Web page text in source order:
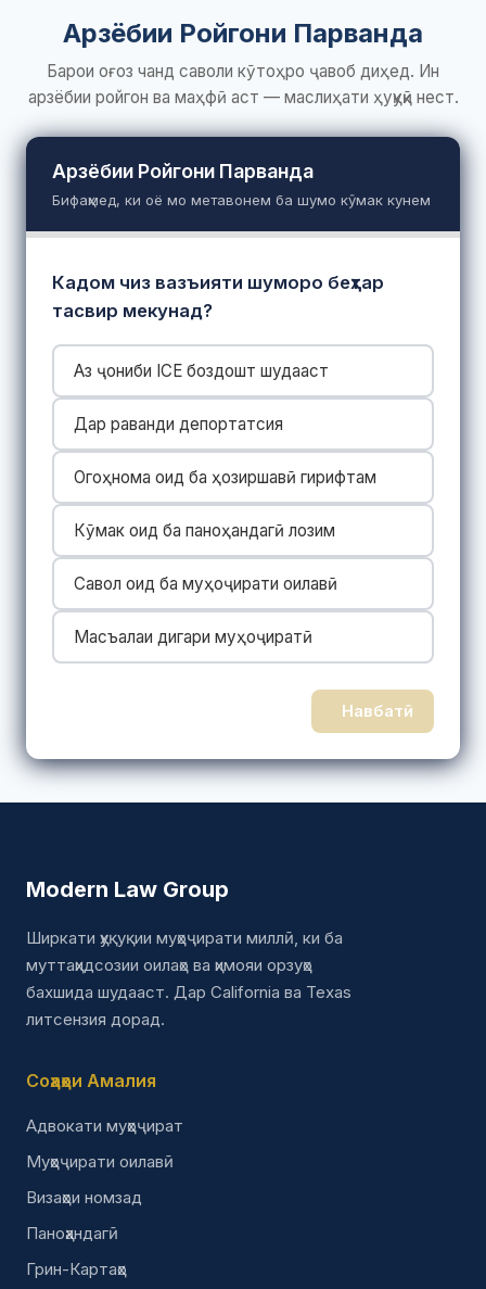
Арзёбии Ройгони Парванда
Барои оғоз чанд саволи кӯтоҳро ҷавоб диҳед. Ин
арзёбии ройгон ва маҳфӣ аст — маслиҳати ҳуқуқӣ нест.
Арзёбии Ройгони Парванда
Бифаҳмед, ки оё мо метавонем ба шумо кӯмак кунем
Кадом чиз вазъияти шуморо беҳтар
тасвир мекунад?
Аз ҷониби ICE боздошт шудааст
Дар раванди депортатсия
Огоҳнома оид ба ҳозиршавӣ гирифтам
Кӯмак оид ба паноҳандагӣ лозим
Савол оид ба муҳоҷирати оилавӣ
Масъалаи дигари муҳоҷиратӣ
Навбатӣ
Modern Law Group
Ширкати ҳуқуқии муҳоҷирати миллӣ, ки ба
муттаҳидсозии оилаҳо ва ҳимояи орзуҳо
бахшида шудааст. Дар California ва Texas
литсензия дорад.
Соҳаҳои Амалия
Адвокати муҳоҷират
Муҳоҷирати оилавӣ
Визаҳои номзад
Паноҳандагӣ
Грин-Картаҳо